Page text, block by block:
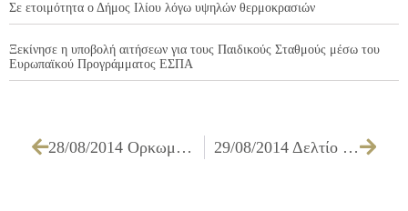
Σε ετοιμότητα ο Δήμος Ιλίου λόγω υψηλών θερμοκρασιών
Ξεκίνησε η υποβολή αιτήσεων για τους Παιδικούς Σταθμούς μέσω του
Ευρωπαϊκού Προγράμματος ΕΣΠΑ
28/08/2014 Ορκωμοσία του Δημάρχου Ιλίου Νίκου Ζενέτου και του νέου Δημοτικού Συμβουλίου Ιλίου 29/08/2014 Δελτίο Τύπου: Ο Δήμος Ιλίου συνεχίζει τον αγώνα για τη διάσωση του Πάρκου